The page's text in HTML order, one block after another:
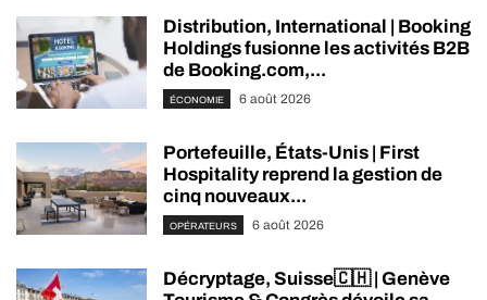
Distribution, International | Booking
Holdings fusionne les activités B2B
de Booking.com,...
ÉCONOMIE 6 août 2026
Portefeuille, États-Unis | First
Hospitality reprend la gestion de
cinq nouveaux...
OPÉRATEURS 6 août 2026
Décryptage, Suisse🇨🇭 | Genève